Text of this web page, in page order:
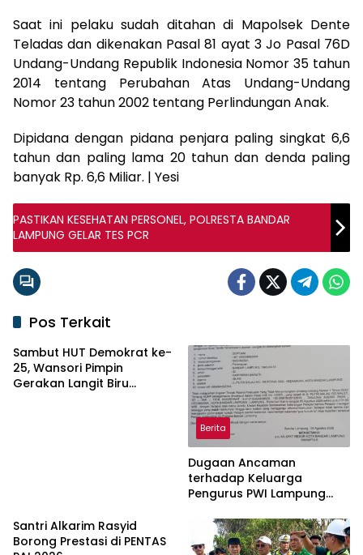
Saat ini pelaku sudah ditahan di Mapolsek Dente
Teladas dan dikenakan Pasal 81 ayat 3 Jo Pasal 76D
Undang-Undang Republik Indonesia Nomor 35 tahun
2014 tentang Perubahan Atas Undang-Undang
Nomor 23 tahun 2002 tentang Perlindungan Anak.
Dipidana dengan pidana penjara paling singkat 6,6
tahun dan paling lama 20 tahun dan denda paling
banyak Rp. 6,6 Miliar. | Yesi
PASTIKAN KESEHATAN PERSONEL, POLRESTA BANDAR
LAMPUNG GELAR TES PCR
Pos Terkait
Sambut HUT Demokrat ke-
25, Wansori Pimpin
Gerakan Langit Biru
Berita
Dugaan Ancaman
terhadap Keluarga
Pengurus PWI Lampung
Jurnalis
Santri Alkarim Rasyid
Borong Prestasi di PENTAS